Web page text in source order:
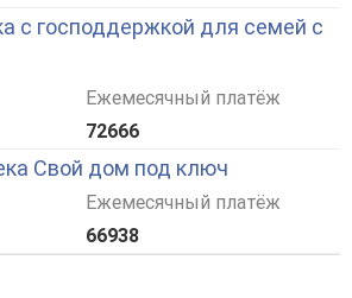
с господдержкой для семей с
Ежемесячный платёж
72666
Свой дом под ключ
Ежемесячный платёж
66938